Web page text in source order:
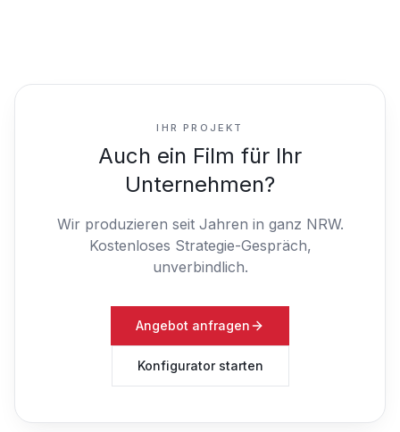
IHR PROJEKT
Auch ein Film für Ihr
Unternehmen?
Wir produzieren seit Jahren in ganz NRW.
Kostenloses Strategie-Gespräch,
unverbindlich.
Angebot anfragen
Konfigurator starten